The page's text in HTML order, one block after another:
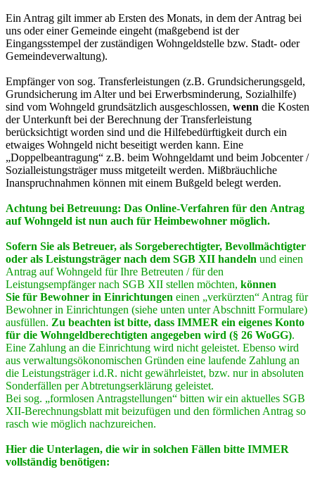
Ein Antrag gilt immer ab Ersten des Monats, in dem der Antrag bei
uns oder einer Gemeinde eingeht (maßgebend ist der
Eingangsstempel der zuständigen Wohngeldstelle bzw. Stadt- oder
Gemeindeverwaltung).
Empfänger von sog. Transferleistungen (z.B. Grundsicherungsgeld,
Grundsicherung im Alter und bei Erwerbsminderung, Sozialhilfe)
sind vom Wohngeld grundsätzlich ausgeschlossen, wenn die Kosten
der Unterkunft bei der Berechnung der Transferleistung
berücksichtigt worden sind und die Hilfebedürftigkeit durch ein
etwaiges Wohngeld nicht beseitigt werden kann. Eine
„Doppelbeantragung“ z.B. beim Wohngeldamt und beim Jobcenter /
Sozialleistungsträger muss mitgeteilt werden. Mißbräuchliche
Inanspruchnahmen können mit einem Bußgeld belegt werden.
Achtung bei Betreuung: Das Online-Verfahren für den Antrag
auf Wohngeld ist nun auch für Heimbewohner möglich.
Sofern Sie als Betreuer, als Sorgeberechtigter, Bevollmächtigter
oder als Leistungsträger nach dem SGB XII handeln und einen
Antrag auf Wohngeld für Ihre Betreuten / für den
Leistungsempfänger nach SGB XII stellen möchten, können
Sie für Bewohner in Einrichtungen einen „verkürzten“ Antrag für
Bewohner in Einrichtungen (siehe unten unter Abschnitt Formulare)
ausfüllen. Zu beachten ist bitte, dass IMMER ein eigenes Konto
für die Wohngeldberechtigten angegeben wird (§ 26 WoGG).
Eine Zahlung an die Einrichtung wird nicht geleistet. Ebenso wird
aus verwaltungsökonomischen Gründen eine laufende Zahlung an
die Leistungsträger i.d.R. nicht gewährleistet, bzw. nur in absoluten
Sonderfällen per Abtretungserklärung geleistet.
Bei sog. „formlosen Antragstellungen“ bitten wir ein aktuelles SGB
XII-Berechnungsblatt mit beizufügen und den förmlichen Antrag so
rasch wie möglich nachzureichen.
Hier die Unterlagen, die wir in solchen Fällen bitte IMMER
vollständig benötigen: